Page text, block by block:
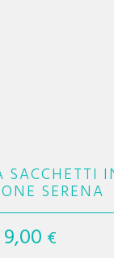
SACCHETTI
SERENA
9,00 €